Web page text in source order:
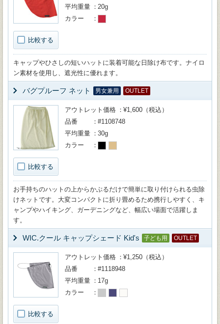
比較する
平均重量
20g
カラー
キャップやひさしの短いハットに装着可能な日除け布です。ナイロ
ン素材を使用し、遮光性に優れます。
バグプルーフ ネット 男女兼用 OUTLET
比較する
アウトレット価格
¥1,600（税込）
品番
#1108748
平均重量
30g
カラー
お手持ちのハットの上からかぶるだけで簡単に取り付けられる虫除
けネットです。大変コンパクトに折り畳めるため携行しやすく、キ
ャンプやハイキング、ガーデニングなど、幅広い場面で活躍しま
す。
WIC.クール キャップシェード Kid's 子ども用 OUTLET
比較する
アウトレット価格
¥1,250（税込）
品番
#1118948
平均重量
17g
カラー